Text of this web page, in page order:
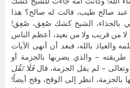
عبد صالح طيب، قالت له صالح؟ هذا
بالحذاء، الشيخ كشك صُعِق، صُعِق!
لا من قريب ولا من بعيد، أعظم الناس
والعياذ بالله، فبعد أن أنهى الآيات
– والذي يضربها بالجزمة أو
وتعالى – لم يقل الجزمة، قالفَلَا تَقُل
بالجزمة، انظر إلى الوقح، وقح أيضاً!